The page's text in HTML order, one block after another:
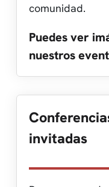
comunidad.
Puedes ver
nuestros
invitadas